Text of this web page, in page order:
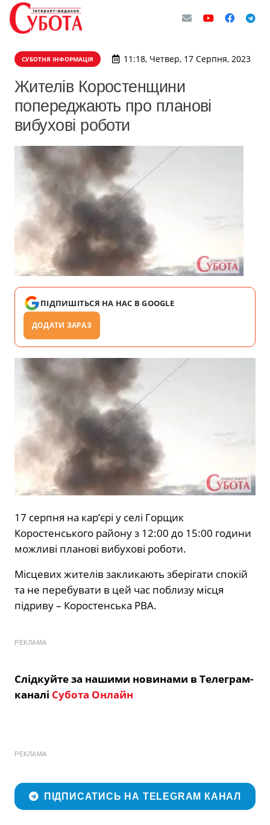
СУБОТНЯ ІНФОРМАЦІЯ 11:18, Четвер, 17 Серпня, 2023
Жителів Коростенщини
попереджають про планові
вибухові роботи
ПІДПИШІТЬСЯ НА НАС В GOOGLE
ДОДАТИ ЗАРАЗ
17 серпня на кар’єрі у селі Горщик
Коростенського району з 12:00 до 15:00 години
можливі планові вибухові роботи.
Місцевих жителів закликають зберігати спокій
та не перебувати в цей час поблизу місця
підриву – Коростенська РВА.
РЕКЛАМА
Слідкуйте за нашими новинами в Телеграм-
каналі Субота Онлайн
РЕКЛАМА
ПІДПИСАТИСЬ НА TELEGRAM КАНАЛ